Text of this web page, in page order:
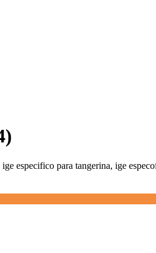
especifico para tangerina, ige